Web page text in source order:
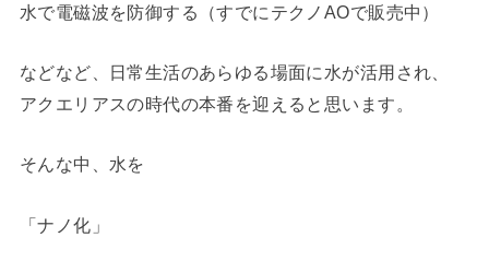
水で電磁波を防御する（すでにテクノAOで販売中）
などなど、日常生活のあらゆる場面に水が活用され、
アクエリアスの時代の本番を迎えると思います。
そんな中、水を
「ナノ化」